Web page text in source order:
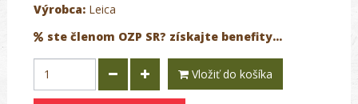
Výrobca: Leica
ste členom OZP SR? získajte benefity...
Vložiť do košíka